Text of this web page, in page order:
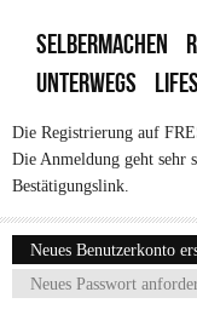
SELBERMACHEN
UNTERWEGS
Die Registrierung auf
Die Anmeldung geht sehr
Bestätigungslink.
Haupt-Reiter
Neues Benutzerkonto
Neues Passwort